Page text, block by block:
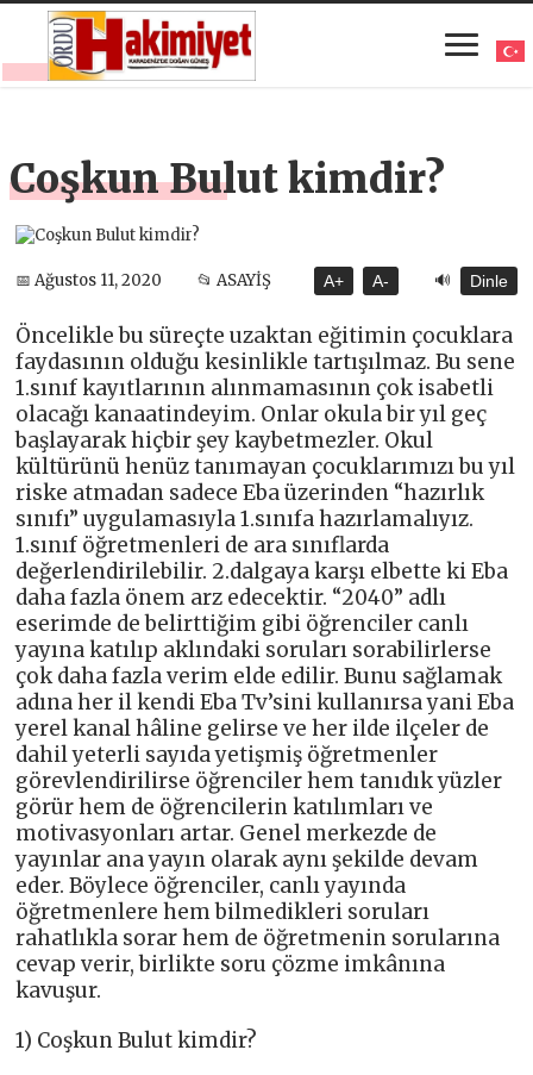
Coşkun Bulut kimdir?
📅 Ağustos 11, 2020 📂 ASAYİŞ A+ A- 🔊 Dinle
Öncelikle bu süreçte uzaktan eğitimin çocuklara
faydasının olduğu kesinlikle tartışılmaz. Bu sene
1.sınıf kayıtlarının alınmamasının çok isabetli
olacağı kanaatindeyim. Onlar okula bir yıl geç
başlayarak hiçbir şey kaybetmezler. Okul
kültürünü henüz tanımayan çocuklarımızı bu yıl
riske atmadan sadece Eba üzerinden “hazırlık
sınıfı” uygulamasıyla 1.sınıfa hazırlamalıyız.
1.sınıf öğretmenleri de ara sınıflarda
değerlendirilebilir. 2.dalgaya karşı elbette ki Eba
daha fazla önem arz edecektir. “2040” adlı
eserimde de belirttiğim gibi öğrenciler canlı
yayına katılıp aklındaki soruları sorabilirlerse
çok daha fazla verim elde edilir. Bunu sağlamak
adına her il kendi Eba Tv’sini kullanırsa yani Eba
yerel kanal hâline gelirse ve her ilde ilçeler de
dahil yeterli sayıda yetişmiş öğretmenler
görevlendirilirse öğrenciler hem tanıdık yüzler
görür hem de öğrencilerin katılımları ve
motivasyonları artar. Genel merkezde de
yayınlar ana yayın olarak aynı şekilde devam
eder. Böylece öğrenciler, canlı yayında
öğretmenlere hem bilmedikleri soruları
rahatlıkla sorar hem de öğretmenin sorularına
cevap verir, birlikte soru çözme imkânına
kavuşur.
1) Coşkun Bulut kimdir?